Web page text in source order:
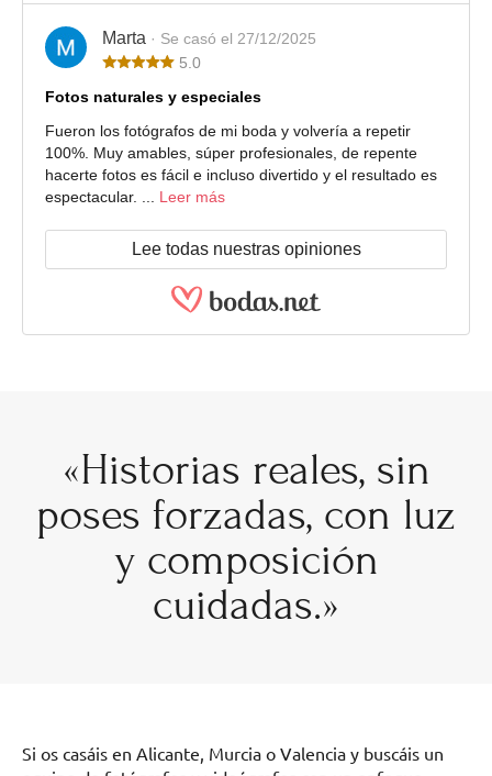
Marta · Se casó el 27/12/2025
5.0
Fotos naturales y especiales
Fueron los fotógrafos de mi boda y volvería a repetir
100%. Muy amables, súper profesionales, de repente
hacerte fotos es fácil e incluso divertido y el resultado es
espectacular. ... Leer más
Lee todas nuestras opiniones
«Historias reales, sin
poses forzadas, con luz
y composición
cuidadas.»
Si os casáis en Alicante, Murcia o Valencia y buscáis un